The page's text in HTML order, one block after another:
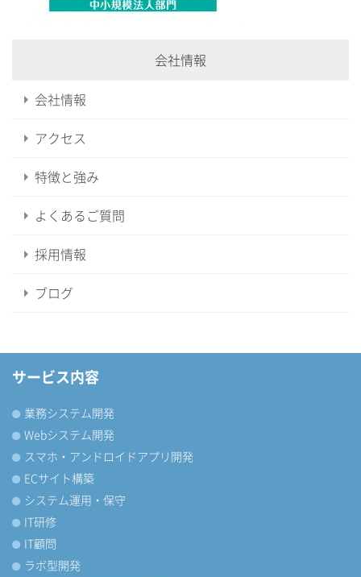
会社情報
会社情報
アクセス
特徴と強み
よくあるご質問
採用情報
ブログ
サービス内容
業務システム開発
Webシステム開発
スマホ・アンドロイドアプリ開発
ECサイト構築
システム運用・保守
IT研修
IT顧問
ラボ型開発